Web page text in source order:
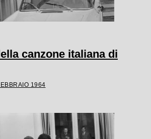
canzone italiana di
1964